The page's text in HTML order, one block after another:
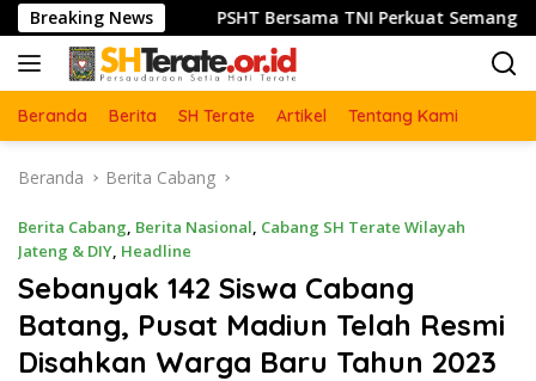
Langsung
ke
konten
Breaking News
PSHT Bersama TNI Perkuat Semangat Gotong
Beranda Berita SH Terate Artikel Tentang Kami
Beranda Berita Cabang
Berita Cabang, Berita Nasional, Cabang SH Terate Wilayah
Jateng & DIY, Headline
Sebanyak 142 Siswa Cabang
Batang, Pusat Madiun Telah Resmi
Disahkan Warga Baru Tahun 2023